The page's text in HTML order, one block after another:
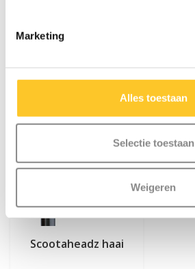
Marketing
Alles toestaan
Selectie toestaan
Weigeren
Scootaheadz haai